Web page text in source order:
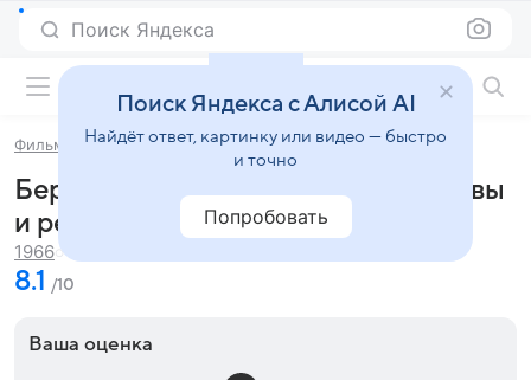
Поиск Яндекса
Фильмы Берегись автомобиля
Берегись автомобиля (1966) - отзывы
и рецензии
1966
8.1 /10
Ваша оценка
Поиск Яндекса с Алисой AI
Найдёт ответ, картинку или видео — быстро
и точно
Попробовать